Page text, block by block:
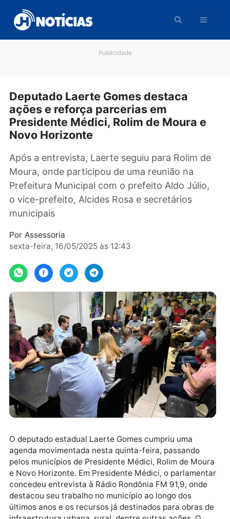
para
conteúdo
Deputado Laerte Gomes destaca
ações e reforça parcerias em
Presidente Médici, Rolim de Moura e
Após a entrevista, Laerte seguiu para Rolim
Moura, onde participou de uma reunião na
Prefeitura Municipal com o prefeito Aldo
o vice-prefeito, Alcides Rosa e secretários
municipais
sexta-feira, 16/05/2025 às 12:43
O deputado estadual Laerte Gomes cumpriu uma
agenda movimentada nesta quinta-feira, passando
pelos municípios de Presidente Médici, Rolim de